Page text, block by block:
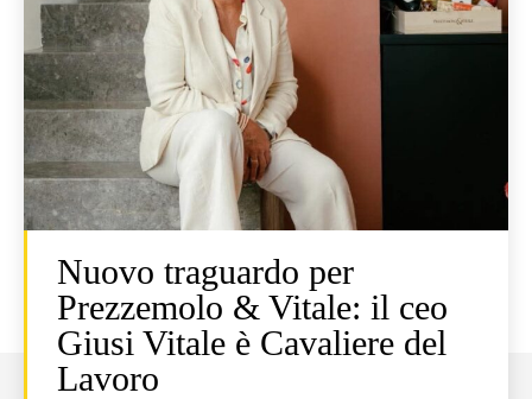
Nuovo traguardo per
Prezzemolo & Vitale: il ceo
Giusi Vitale è Cavaliere del
Lavoro